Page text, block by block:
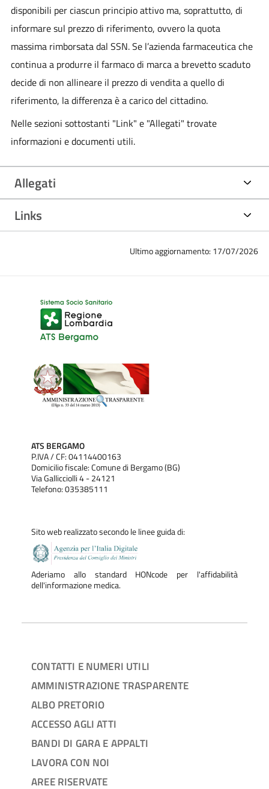
disponibili per ciascun principio attivo ma, soprattutto, di
informare sul prezzo di riferimento, ovvero la quota
massima rimborsata dal SSN. Se l’azienda farmaceutica che
continua a produrre il farmaco di marca a brevetto scaduto
decide di non allineare il prezzo di vendita a quello di
riferimento, la differenza è a carico del cittadino.
Nelle sezioni sottostanti "Link" e "Allegati" trovate
informazioni e documenti utili.
Allegati
Links
Ultimo aggiornamento: 17/07/2026
ATS BERGAMO
P.IVA / CF: 04114400163
Domicilio fiscale: Comune di Bergamo (BG)
Via Gallicciolli 4 - 24121
Telefono: 035385111
Sito web realizzato secondo le linee guida di:
Aderiamo allo standard HONcode per l'affidabilità
dell'informazione medica.
CONTATTI E NUMERI UTILI
AMMINISTRAZIONE TRASPARENTE
ALBO PRETORIO
ACCESSO AGLI ATTI
BANDI DI GARA E APPALTI
LAVORA CON NOI
AREE RISERVATE